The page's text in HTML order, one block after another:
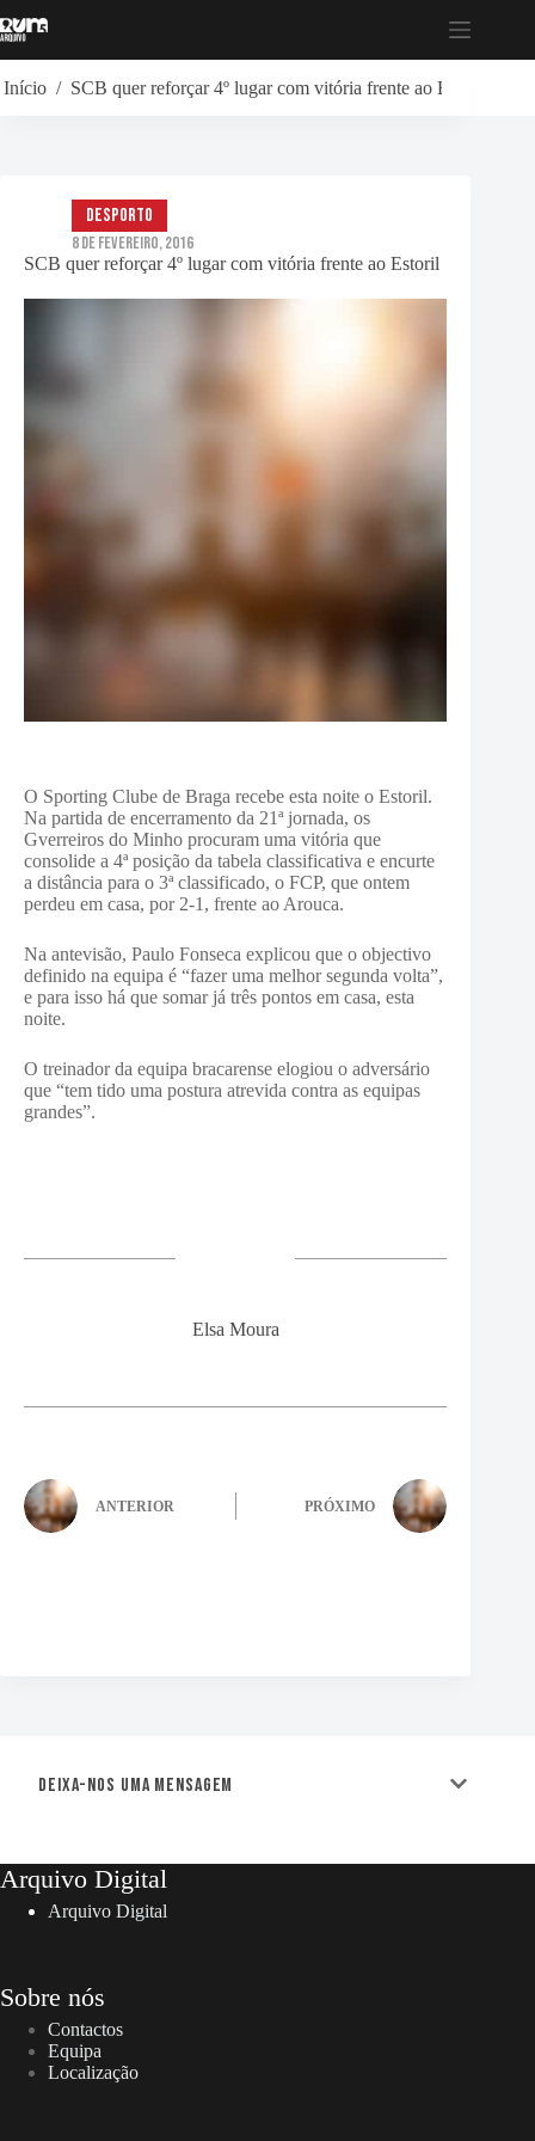
para
Início / SCB quer reforçar 4º lugar com vitória frente ao Estoril
SCB quer reforçar 4º lugar com vitória frente ao Estoril
Desporto
8 de Fevereiro, 2016
O Sporting Clube de Braga recebe esta noite o Estoril.
Na partida de encerramento da 21ª jornada, os
Gverreiros do Minho procuram uma vitória que
consolide a 4ª posição da tabela classificativa e encurte
a distância para o 3ª classificado, o FCP, que ontem
perdeu em casa, por 2-1, frente ao Arouca.
Na antevisão, Paulo Fonseca explicou que o objectivo
definido na equipa é “fazer uma melhor segunda volta”,
e para isso há que somar já três pontos em casa, esta
noite.
O treinador da equipa bracarense elogiou o adversário
que “tem tido uma postura atrevida contra as equipas
grandes”.
Elsa Moura
ANTERIOR PRÓXIMO
Deixa-nos uma mensagem
Arquivo Digital
Arquivo Digital
Sobre nós
Contactos
Equipa
Localização